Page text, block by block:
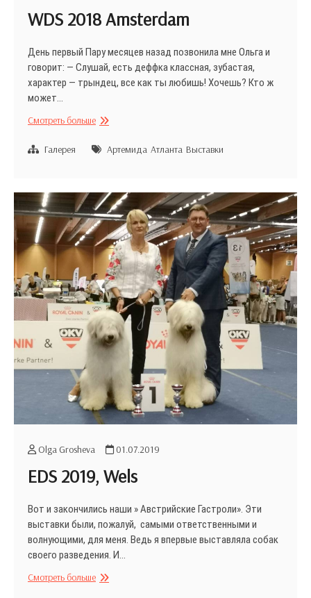
WDS 2018 Amsterdam
День первый Пару месяцев назад позвонила мне Ольга и
говорит: — Слушай, есть деффка классная, зубастая,
характер — трындец, все как ты любишь! Хочешь? Кто ж
может…
Смотреть большеWDS
Amsterdam
Галерея Артемида Атланта Выставки
Olga Grosheva 01.07.2019
EDS 2019, Wels
Вот и закончились наши » Австрийские Гастроли». Эти
выставки были, пожалуй, самыми ответственными и
волнующими, для меня. Ведь я впервые выставляла собак
своего разведения. И…
Смотреть большеEDS